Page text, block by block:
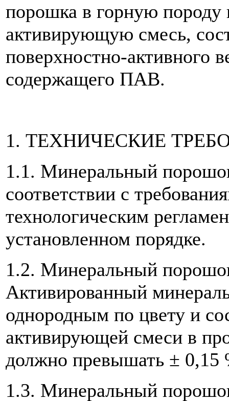
порошка в горную породу
активирующую смесь,
поверхностно-активного
содержащего ПАВ.
1. ТЕХНИЧЕСКИЕ
1.1. Минеральный
соответствии с
технологическим
установленном порядке.
1.2. Минеральный
Активированный
однородным по цвету и
активирующей смеси в
должно превышать ± 0,15
1.3. Минеральный